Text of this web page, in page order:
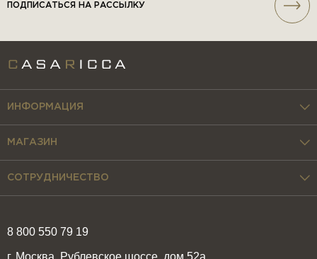
ПОДПИСАТЬСЯ НА РАССЫЛКУ
8 800 550 79 19
г. Москва, Рублевское шоссе, дом 52а
ИНФОРМАЦИЯ
МАГАЗИН
СОТРУДНИЧЕСТВО